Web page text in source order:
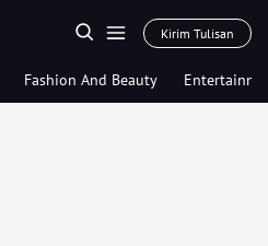
Kirim Tulisan
Fashion And Beauty